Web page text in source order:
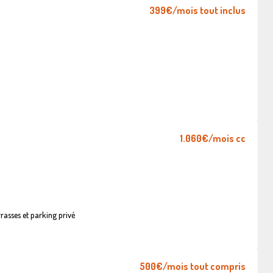
399€/mois tout inclus
1.060€/mois cc
et parking privé
500€/mois tout compris